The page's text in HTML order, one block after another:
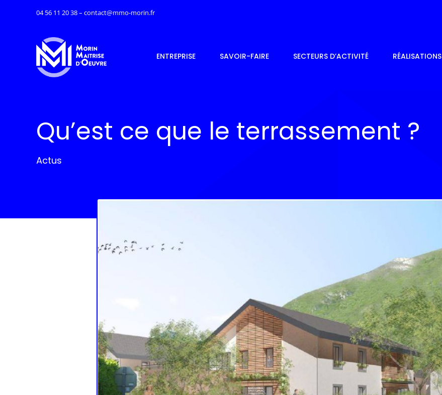
04 56 11 20 38 – contact@mmo-morin.fr
ENTREPRISE SAVOIR-FAIRE SECTEURS D’ACTIVITÉ RÉALISATIONS
Qu’est ce que le terrassement ?
Actus